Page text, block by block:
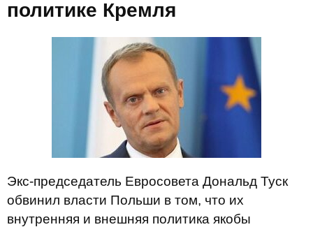
политике Кремля
Экс-председатель Евросовета Дональд Туск
обвинил власти Польши в том, что их
внутренняя и внешняя политика якобы